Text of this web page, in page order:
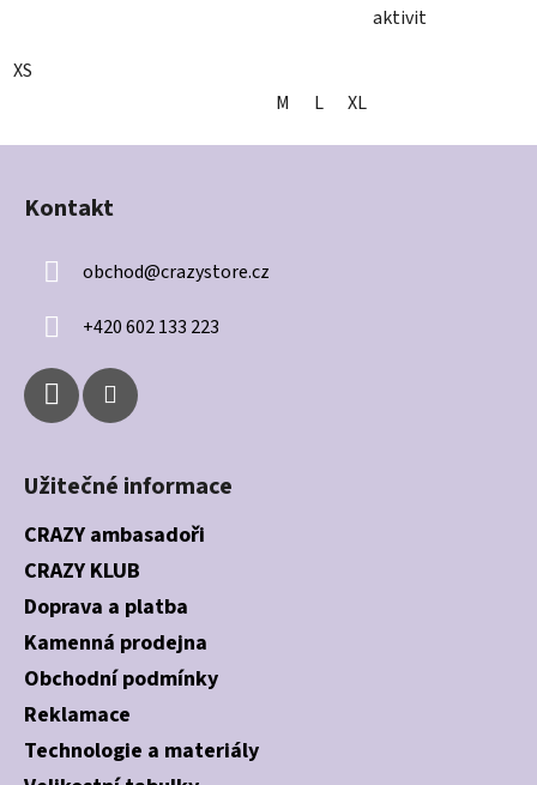
XS
aktivit
M L XL
Z
Kontakt
obchod@crazystore.cz
+420 602 133 223
Užitečné informace
CRAZY ambasadoři
CRAZY KLUB
Doprava a platba
Kamenná prodejna
Obchodní podmínky
Reklamace
Technologie a materiály